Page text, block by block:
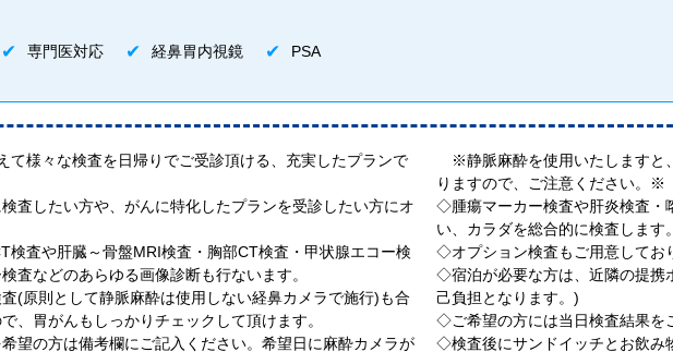
専門医対応 経鼻胃内視鏡 PSA
様々な検査を日帰りでご受診頂ける、充実したプランで
査したい方や、がんに特化したプランを受診したい方にオ
査や肝臓～骨盤MRI検査・胸部CT検査・甲状腺エコー検
査などのあらゆる画像診断も行ないます。
(原則として静脈麻酔は使用しない経鼻カメラで施行)も合
、胃がんもしっかりチェックして頂けます。
望の方は備考欄にご記入ください。希望日に麻酔カメラが
※静脈麻酔を使用いたしますと
りますので、ご注意ください。※
◇腫瘍マーカー検査や肝炎検査・
い、カラダを総合的に検査します
◇オプション検査もご用意してお
◇宿泊が必要な方は、近隣の提携
己負担となります。)
◇ご希望の方には当日検査結果を
◇検査後にサンドイッチとお飲み